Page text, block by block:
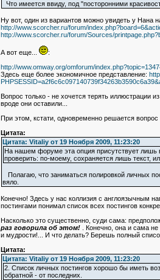
Что имеется ввиду, под "посторонними
Ну вот, один из вариантов можно увидеть у Нана
http://www.scorcher.ru/forum/
http://www.scorcher.ru/forum/Sources/
А вот еще...
:
http://www.omway.org/omforum/
Здесь еще более экономичное представление:
Вопрос только - не хочется терять иллюстрации
вроде они оставили...
При этом, кстати, одновременно решается
Цитата:
Цитата: Vitaliy от 19 Ноября 2009, 11:23:20
На нашем форуме эта опция присутствует
проверить: по-моему, сохраняется лишь текст,
Полагаю, что заниматься полировкой личных
вяло.
Конечно! Здесь у нас коллизия с англоязычным
постингами понимал список всех постингов
Насколько это существенно, суди сама:
раз говорила об этом!. Конечно, она и сама не
и мудрости!... И что делать? Берешь полный
Цитата:
Цитата: Vitaliy от 19 Ноября 2009, 11:23:20
2. Список личных постингов хорошо бы иметь
обратной - от последних.